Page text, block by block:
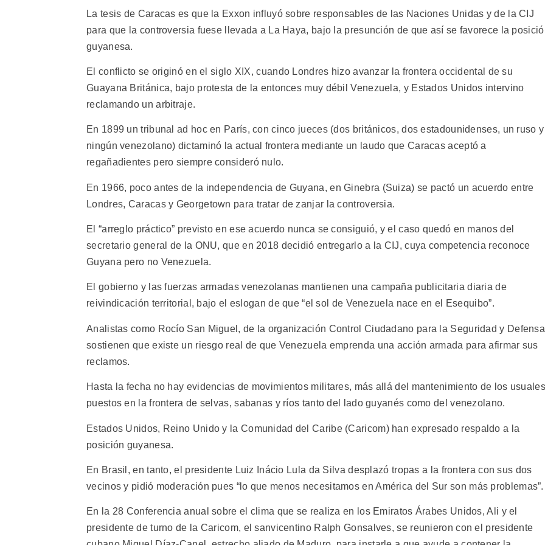
La tesis de Caracas es que la Exxon influyó sobre responsables de las Naciones Unidas y de la CIJ
para que la controversia fuese llevada a La Haya, bajo la presunción de que así se favorece la
guyanesa.
El conflicto se originó en el siglo XIX, cuando Londres hizo avanzar la frontera occidental de su
Guayana Británica, bajo protesta de la entonces muy débil Venezuela, y Estados Unidos intervino
reclamando un arbitraje.
En 1899 un tribunal ad hoc en París, con cinco jueces (dos británicos, dos estadounidenses, un ruso y
ningún venezolano) dictaminó la actual frontera mediante un laudo que Caracas aceptó a
regañadientes pero siempre consideró nulo.
En 1966, poco antes de la independencia de Guyana, en Ginebra (Suiza) se pactó un acuerdo entre
Londres, Caracas y Georgetown para tratar de zanjar la controversia.
El “arreglo práctico” previsto en ese acuerdo nunca se consiguió, y el caso quedó en manos del
secretario general de la ONU, que en 2018 decidió entregarlo a la CIJ, cuya competencia reconoce
Guyana pero no Venezuela.
El gobierno y las fuerzas armadas venezolanas mantienen una campaña publicitaria diaria de
reivindicación territorial, bajo el eslogan de que “el sol de Venezuela nace en el Esequibo”.
Analistas como Rocío San Miguel, de la organización Control Ciudadano para la Seguridad y
sostienen que existe un riesgo real de que Venezuela emprenda una acción armada para afirmar sus
reclamos.
Hasta la fecha no hay evidencias de movimientos militares, más allá del mantenimiento de los usuales
puestos en la frontera de selvas, sabanas y ríos tanto del lado guyanés como del venezolano.
Estados Unidos, Reino Unido y la Comunidad del Caribe (Caricom) han expresado respaldo a la
posición guyanesa.
En Brasil, en tanto, el presidente Luiz Inácio Lula da Silva desplazó tropas a la frontera con sus dos
vecinos y pidió moderación pues “lo que menos necesitamos en América del Sur son más problemas”.
En la 28 Conferencia anual sobre el clima que se realiza en los Emiratos Árabes Unidos, Ali y el
presidente de turno de la Caricom, el sanvicentino Ralph Gonsalves, se reunieron con el presidente